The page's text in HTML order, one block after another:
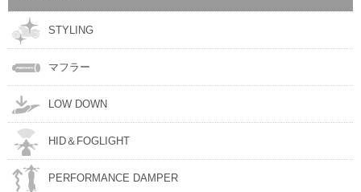
STYLING
マフラー
LOW DOWN
HID＆FOGLIGHT
PERFORMANCE DAMPER